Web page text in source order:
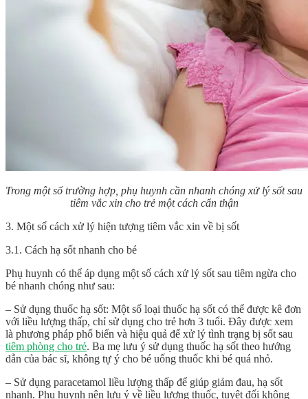
Trong một số trường hợp, phụ huynh cần nhanh chóng xử lý sốt sau
tiêm vắc xin cho trẻ một cách cẩn thận
3. Một số cách xử lý hiện tượng tiêm vắc xin về bị sốt
3.1. Cách hạ sốt nhanh cho bé
Phụ huynh có thể áp dụng một số cách xử lý sốt sau tiêm ngừa cho
bé nhanh chóng như sau:
– Sử dụng thuốc hạ sốt: Một số loại thuốc hạ sốt có thể được kê đơn
với liều lượng thấp, chỉ sử dụng cho trẻ hơn 3 tuổi. Đây được xem
là phương pháp phổ biến và hiệu quả để xử lý tình trạng bị sốt sau
tiêm phòng cho trẻ. Ba mẹ lưu ý sử dụng thuốc hạ sốt theo hướng
dẫn của bác sĩ, không tự ý cho bé uống thuốc khi bé quá nhỏ.
– Sử dụng paracetamol liều lượng thấp để giúp giảm đau, hạ sốt
nhanh. Phụ huynh nên lưu ý về liều lượng thuốc, tuyệt đối không